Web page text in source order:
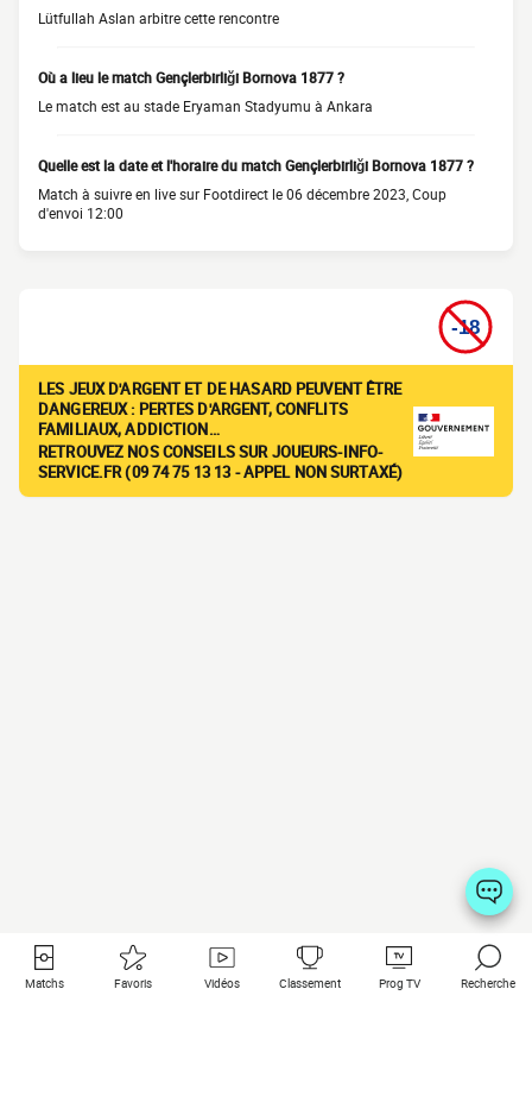
Lütfullah Aslan arbitre cette rencontre
Où a lieu le match Gençlerbirliği Bornova 1877 ?
Le match est au stade Eryaman Stadyumu à Ankara
Quelle est la date et l'horaire du match Gençlerbirliği Bornova 1877 ?
Match à suivre en live sur Footdirect le 06 décembre 2023, Coup
d'envoi 12:00
LES JEUX D'ARGENT ET DE HASARD PEUVENT ÊTRE
DANGEREUX : PERTES D'ARGENT, CONFLITS
FAMILIAUX, ADDICTION…
RETROUVEZ NOS CONSEILS SUR JOUEURS-INFO-
SERVICE.FR (09 74 75 13 13 - APPEL NON SURTAXÉ)
Matchs Favoris Vidéos Classement Prog TV Recherche